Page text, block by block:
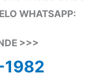
WHATSAPP:
>>>
1982